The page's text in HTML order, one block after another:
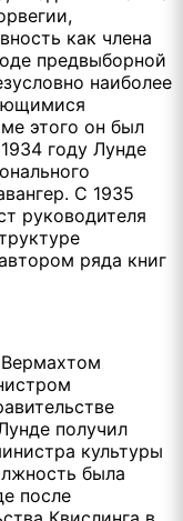
как члена
предвыборной
наиболее
этого он был
году Лунде
С 1935
руководителя
ряда книг
получил
культуры
была
после